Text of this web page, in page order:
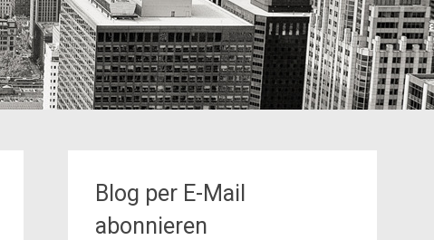
Blog per E-Mail
abonnieren